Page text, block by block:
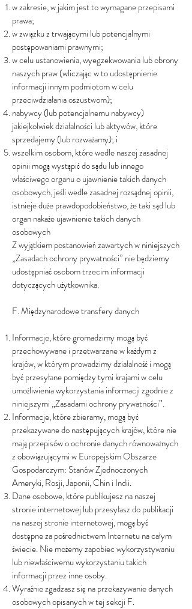
w zakresie, w jakim jest to wymagane przepisami
prawa;
w związku z trwającymi lub potencjalnymi
postępowaniami prawnymi;
w celu ustanowienia, wyegzekwowania lub obrony
naszych praw (wliczając w to udostępnienie
informacji innym podmiotom w celu
przeciwdziałania oszustwom);
nabywcy (lub potencjalnemu nabywcy)
jakiejkolwiek działalności lub aktywów, które
sprzedajemy (lub rozważamy); i
wszelkim osobom, które wedle naszej zasadnej
opinii mogą wystąpić do sądu lub innego
właściwego organu o ujawnienie takich danych
osobowych, jeśli wedle zasadnej rozsądnej opinii,
istnieje duże prawdopodobieństwo, że taki sąd lub
organ nakaże ujawnienie takich danych
osobowych
Z wyjątkiem postanowień zawartych w niniejszych
„Zasadach ochrony prywatności” nie będziemy
udostępniać osobom trzecim informacji
dotyczących użytkownika.
F. Międzynarodowe transfery danych
Informacje, które gromadzimy mogą być
przechowywane i przetwarzane w każdym z
krajów, w którym prowadzimy działalność i mogą
być przesyłane pomiędzy tymi krajami w celu
umożliwienia wykorzystania informacji zgodnie z
niniejszymi „Zasadami ochrony prywatności”.
Informacje, które zbieramy, mogą być
przekazywane do następujących krajów, które nie
mają przepisów o ochronie danych równoważnych
z obowiązującymi w Europejskim Obszarze
Gospodarczym: Stanów Zjednoczonych
Ameryki, Rosji, Japonii, Chin i Indii.
Dane osobowe, które publikujesz na naszej
stronie internetowej lub przesyłasz do publikacji
na naszej stronie internetowej, mogą być
dostępne za pośrednictwem Internetu na całym
świecie. Nie możemy zapobiec wykorzystywaniu
lub niewłaściwemu wykorzystaniu takich
informacji przez inne osoby.
Wyraźnie zgadzasz się na przekazywanie danych
osobowych opisanych w tej sekcji F.